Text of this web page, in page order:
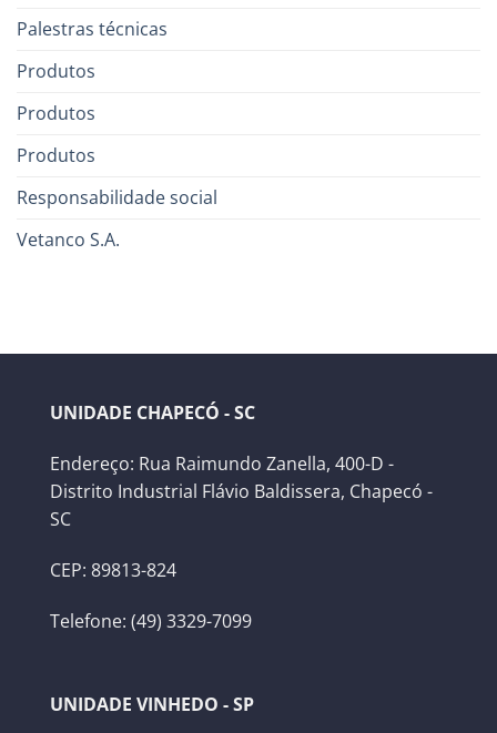
Palestras técnicas
Produtos
Produtos
Produtos
Responsabilidade social
Vetanco S.A.
UNIDADE CHAPECÓ - SC
Endereço: Rua Raimundo Zanella, 400-D -
Distrito Industrial Flávio Baldissera, Chapecó -
SC
CEP: 89813-824
Telefone: (49) 3329-7099
UNIDADE VINHEDO - SP